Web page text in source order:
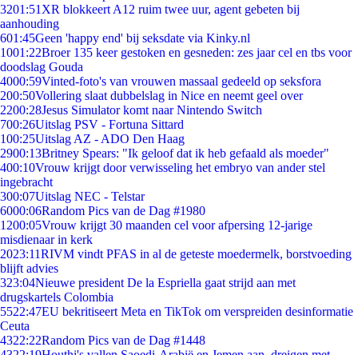
3201:51 XR blokkeert A12 ruim twee uur, agent gebeten bij
aanhouding
601:45Geen 'happy end' bij seksdate via Kinky.nl
1001:22Broer 135 keer gestoken en gesneden: zes jaar cel en tbs voor
doodslag Gouda
4000:59Vinted-foto's van vrouwen massaal gedeeld op seksfora
200:50Vollering slaat dubbelslag in Nice en neemt geel over
2200:28Jesus Simulator komt naar Nintendo Switch
700:26Uitslag PSV - Fortuna Sittard
100:25Uitslag AZ - ADO Den Haag
2900:13Britney Spears: "Ik geloof dat ik heb gefaald als moeder"
400:10Vrouw krijgt door verwisseling het embryo van ander stel
ingebracht
300:07Uitslag NEC - Telstar
6000:06Random Pics van de Dag #1980
1200:05Vrouw krijgt 30 maanden cel voor afpersing 12-jarige
misdienaar in kerk
2023:11RIVM vindt PFAS in al de geteste moedermelk, borstvoeding
blijft advies
323:04Nieuwe president De la Espriella gaat strijd aan met
drugskartels Colombia
5522:47EU bekritiseert Meta en TikTok om verspreiden desinformatie
Ceuta
4322:22Random Pics van de Dag #1448